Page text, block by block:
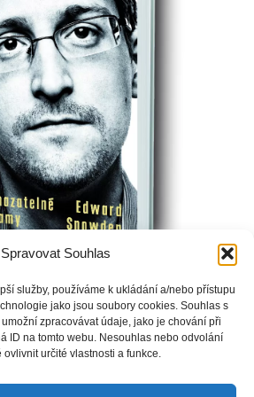
Spravovat Souhlas
služby, používáme k ukládání a/nebo přístupu
jako jsou soubory cookies. Souhlas s
zpracovávat údaje, jako je chování při
ID na tomto webu. Nesouhlas nebo odvolání
určité vlastnosti a funkce.
odhalil veřejnosti, že americká vláda
shromažďování dat, jehož výsledkem
způsob masového sledování, který se
zemi.